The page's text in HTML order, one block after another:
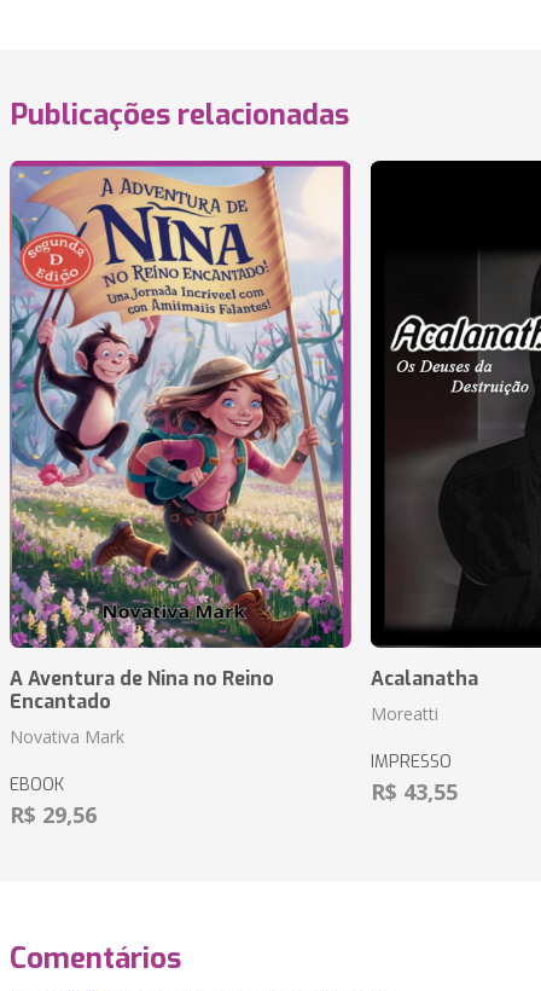
Publicações relacionadas
A Aventura de Nina no Reino
Encantado
Novativa Mark
EBOOK
R$ 29,56
Acalanatha
Moreatti
IMPRESSO
R$ 43,55
Comentários